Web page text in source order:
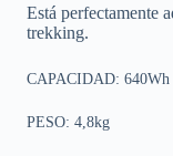
Está perfectamente
trekking.
CAPACIDAD: 640Wh
PESO: 4,8kg